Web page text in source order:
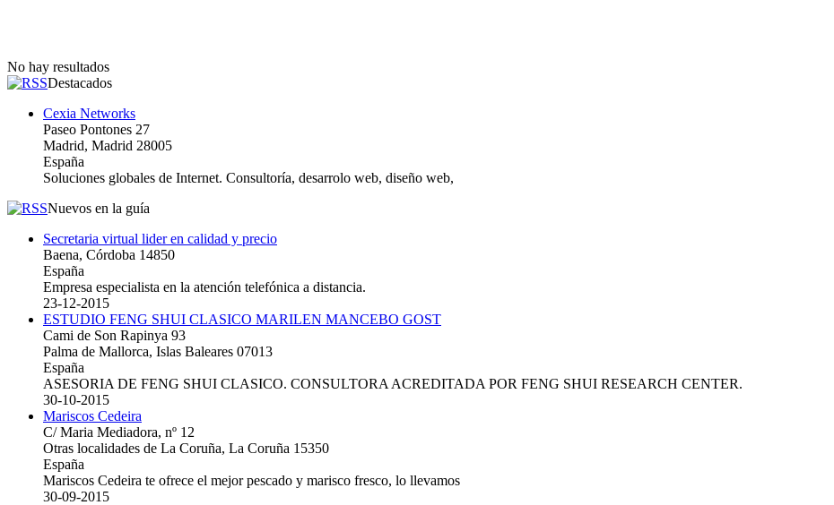
No hay resultados
Destacados
Cexia Networks
Paseo Pontones 27
Madrid, Madrid 28005
España
Soluciones globales de Internet. Consultoría, desarrolo web, diseño web,
Nuevos en la guía
Secretaria virtual lider en calidad y precio
Baena, Córdoba 14850
España
Empresa especialista en la atención telefónica a distancia.
23-12-2015
ESTUDIO FENG SHUI CLASICO MARILEN MANCEBO GOST
Cami de Son Rapinya 93
Palma de Mallorca, Islas Baleares 07013
España
ASESORIA DE FENG SHUI CLASICO. CONSULTORA ACREDITADA POR FENG SHUI RESEARCH CENTER.
30-10-2015
Mariscos Cedeira
C/ Maria Mediadora, nº 12
Otras localidades de La Coruña, La Coruña 15350
España
Mariscos Cedeira te ofrece el mejor pescado y marisco fresco, lo llevamos
30-09-2015